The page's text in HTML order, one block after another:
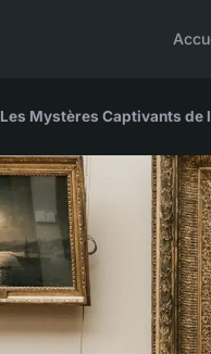
Les Mystères Captivants de